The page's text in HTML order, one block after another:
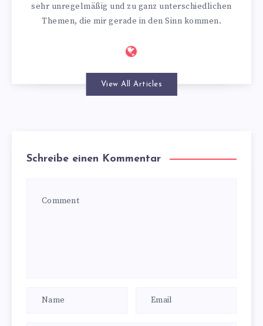
sehr unregelmäßig und zu ganz unterschiedlichen
Themen, die mir gerade in den Sinn kommen.
View All Articles
Schreibe einen Kommentar